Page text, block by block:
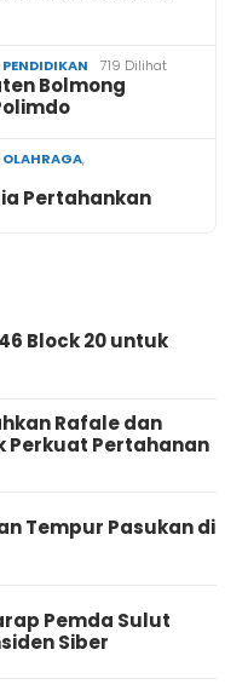
PENDIDIKAN 719 Dilihat
Bolmong
OLAHRAGA,
Pertahankan
Block 20 untuk
Rafale dan
Perkuat Pertahanan
Tempur Pasukan di
Pemda Sulut
Siber